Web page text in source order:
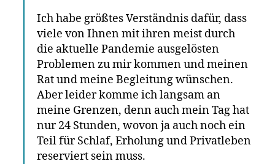
Ich habe größtes Verständnis dafür, dass
viele von Ihnen mit ihren meist durch
die aktuelle Pandemie ausgelösten
Problemen zu mir kommen und meinen
Rat und meine Begleitung wünschen.
Aber leider komme ich langsam an
meine Grenzen, denn auch mein Tag hat
nur 24 Stunden, wovon ja auch noch ein
Teil für Schlaf, Erholung und Privatleben
reserviert sein muss.